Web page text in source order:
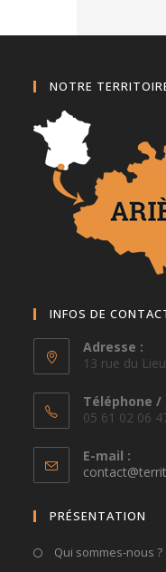
NOTRE
INFOS DE
Adresse :
13 rue du
Téléphone /
05 61 02 06
E-mail :
PRÉSENTATION
Qui sommes-nous ?